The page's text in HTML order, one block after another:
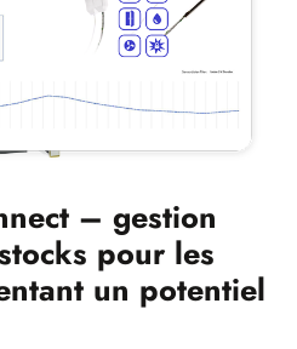
– gestion
pour les
un potentiel